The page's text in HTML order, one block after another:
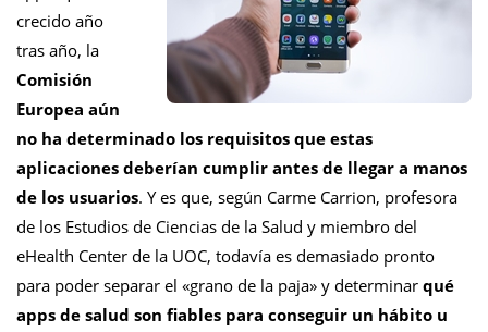
crecido año
tras año, la
Comisión
Europea aún
no ha determinado los requisitos que estas
aplicaciones deberían cumplir antes de llegar a manos
de los usuarios. Y es que, según Carme Carrion, profesora
de los Estudios de Ciencias de la Salud y miembro del
eHealth Center de la UOC, todavía es demasiado pronto
para poder separar el «grano de la paja» y determinar qué
apps de salud son fiables para conseguir un hábito u